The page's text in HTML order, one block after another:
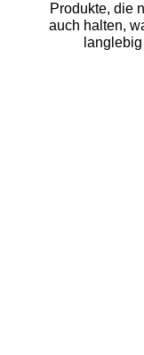
Produkte, die
auch halten,